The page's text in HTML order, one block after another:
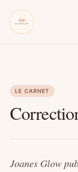
LE CARNET
Joanes Glow